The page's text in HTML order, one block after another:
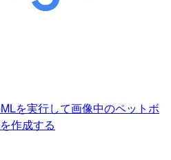
を実行して画像中のペットボ
作成する